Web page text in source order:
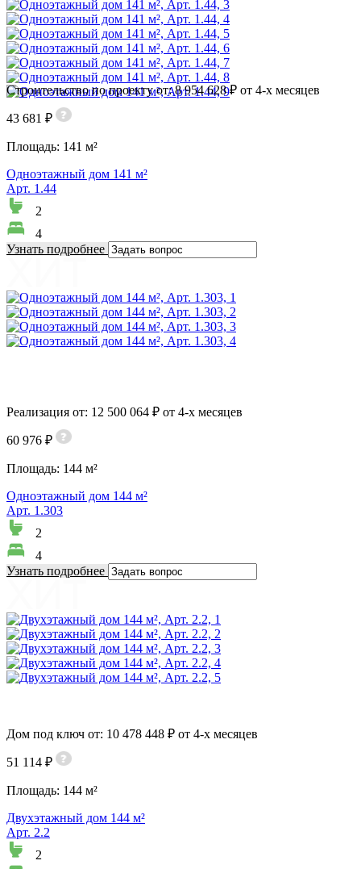
Строительство по проекту от: 8 954 628 ₽ от 4-х месяцев
43 681 ₽
Площадь: 141 м²
Одноэтажный дом 141 м²
Арт. 1.44
2
4
Узнать подробнее
Реализация от: 12 500 064 ₽ от 4-х месяцев
60 976 ₽
Площадь: 144 м²
Одноэтажный дом 144 м²
Арт. 1.303
2
4
Узнать подробнее
Дом под ключ от: 10 478 448 ₽ от 4-х месяцев
51 114 ₽
Площадь: 144 м²
Двухэтажный дом 144 м²
Арт. 2.2
2